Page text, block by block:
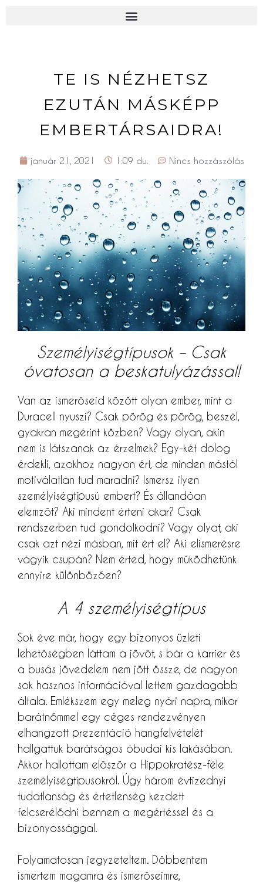
TE IS NÉZHETSZ
EZUTÁN MÁSKÉPP
EMBERTÁRSAIDRA!
január 21, 2021 1:09 du. Nincs hozzászólás
Személyiségtípusok – Csak
óvatosan a beskatulyázással!
Van az ismerőseid között olyan ember, mint a
Duracell nyuszi? Csak pörög és pörög, beszél,
gyakran megérint közben? Vagy olyan, akin
nem is látszanak az érzelmek? Egy-két dolog
érdekli, azokhoz nagyon ért, de minden mástól
motiválatlan tud maradni? Ismersz ilyen
személyiségtípusú embert? És állandóan
elemzőt? Aki mindent érteni akar? Csak
rendszerben tud gondolkodni? Vagy olyat, aki
csak azt nézi másban, mit ért el? Aki elismerésre
vágyik csupán? Nem érted, hogy működhetünk
ennyire különbözően?
A 4 személyiségtípus
Sok éve már, hogy egy bizonyos üzleti
lehetőségben láttam a jövőt, s bár a karrier és
a busás jövedelem nem jött össze, de nagyon
sok hasznos információval lettem gazdagabb
általa. Emlékszem egy meleg nyári napra, mikor
barátnőmmel egy céges rendezvényen
elhangzott prezentáció hangfelvételét
hallgattuk barátságos óbudai kis lakásában.
Akkor hallottam először a Hippokratész-féle
személyiségtípusokról. Úgy három évtizednyi
tudatlanság és értetlenség kezdett
felcserélődni bennem a megértéssel és a
bizonyossággal.
Folyamatosan jegyzeteltem. Döbbentem
ismertem magamra és ismerőseimre,